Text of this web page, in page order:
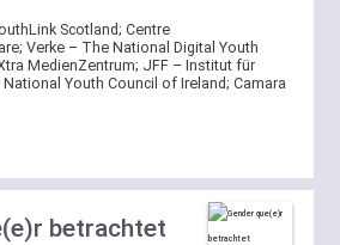
Scotland; Centre
; Verke – The National Digital Youth
MedienZentrum; JFF – Institut für
National Youth Council of Ireland; Camara
betrachtet